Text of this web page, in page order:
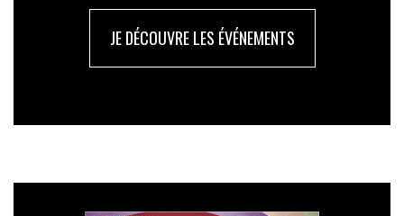
JE DÉCOUVRE LES ÉVÉNEMENTS